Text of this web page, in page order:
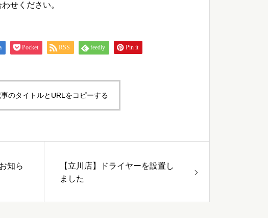
せください。
Pocket RSS feedly Pin it
事のタイトルとURLをコピーする
知ら
【立川店】ドライヤーを設置し
ました